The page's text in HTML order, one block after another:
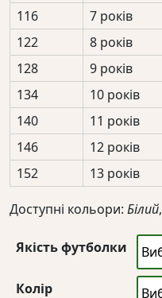
116
7 років
122
8 років
128
9 років
134
10 років
140
11 років
146
12 років
152
13 років
Доступні кольори: Білий,
Якість футболки
Колір